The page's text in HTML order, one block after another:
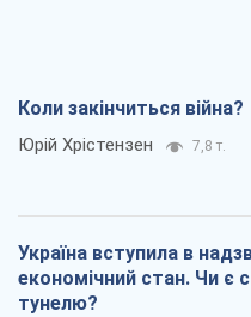
Коли закінчиться війна?
Юрій Хрістензен 7,8 т.
Україна вступила в
економічний стан. Чи є
тунелю?